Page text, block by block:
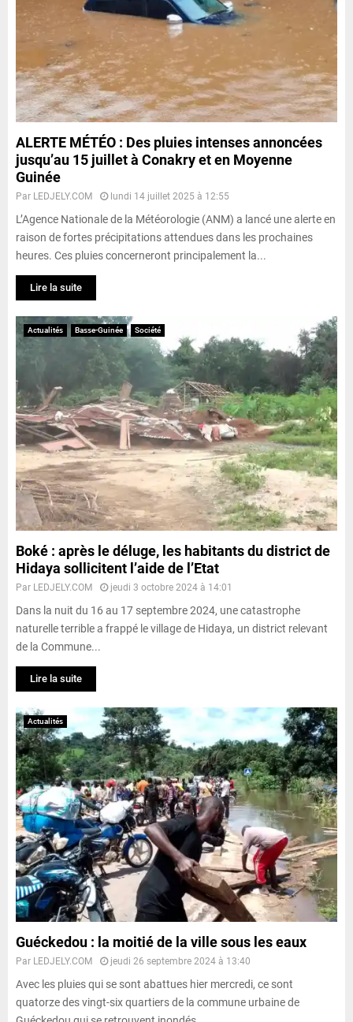
ALERTE MÉTÉO : Des pluies intenses annoncées
jusqu’au 15 juillet à Conakry et en Moyenne
Guinée
Par LEDJELY.COM lundi 14 juillet 2025 à 12:55
L’Agence Nationale de la Météorologie (ANM) a lancé une alerte en
raison de fortes précipitations attendues dans les prochaines
heures. Ces pluies concerneront principalement la...
Lire la suite
Actualités Basse-Guinée Société
Boké : après le déluge, les habitants du district de
Hidaya sollicitent l’aide de l’Etat
Par LEDJELY.COM jeudi 3 octobre 2024 à 14:01
Dans la nuit du 16 au 17 septembre 2024, une catastrophe
naturelle terrible a frappé le village de Hidaya, un district relevant
de la Commune...
Lire la suite
Actualités
Guéckedou : la moitié de la ville sous les eaux
Par LEDJELY.COM jeudi 26 septembre 2024 à 13:40
Avec les pluies qui se sont abattues hier mercredi, ce sont
quatorze des vingt-six quartiers de la commune urbaine de